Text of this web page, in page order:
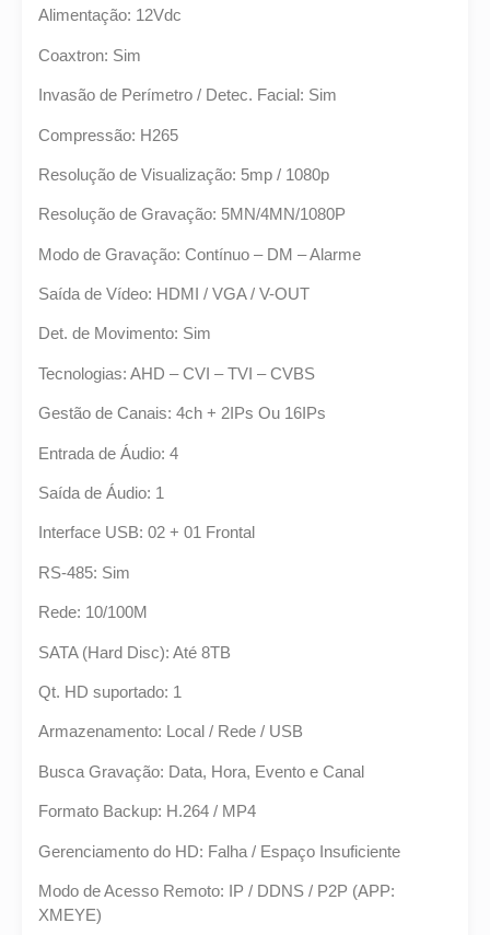
Alimentação: 12Vdc
Coaxtron: Sim
Invasão de Perímetro / Detec. Facial: Sim
Compressão: H265
Resolução de Visualização: 5mp / 1080p
Resolução de Gravação: 5MN/4MN/1080P
Modo de Gravação: Contínuo – DM – Alarme
Saída de Vídeo: HDMI / VGA / V-OUT
Det. de Movimento: Sim
Tecnologias: AHD – CVI – TVI – CVBS
Gestão de Canais: 4ch + 2IPs Ou 16IPs
Entrada de Áudio: 4
Saída de Áudio: 1
Interface USB: 02 + 01 Frontal
RS-485: Sim
Rede: 10/100M
SATA (Hard Disc): Até 8TB
Qt. HD suportado: 1
Armazenamento: Local / Rede / USB
Busca Gravação: Data, Hora, Evento e Canal
Formato Backup: H.264 / MP4
Gerenciamento do HD: Falha / Espaço Insuficiente
Modo de Acesso Remoto: IP / DDNS / P2P (APP:
XMEYE)